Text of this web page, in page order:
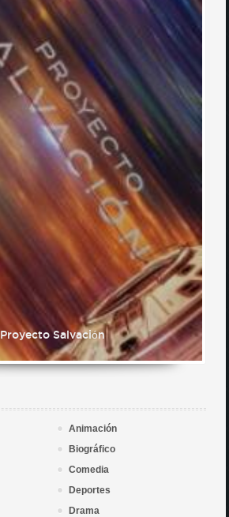
Proyecto Salvación
Animación
Biográfico
Comedia
Deportes
Drama